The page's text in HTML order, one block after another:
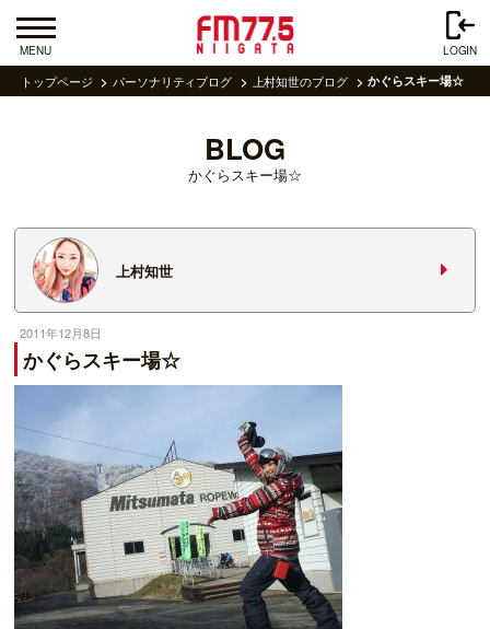
MENU LOGIN
トップページ パーソナリティブログ 上村知世のブログ かぐらスキー場☆
BLOG
かぐらスキー場☆
上村知世
2011年12月8日
かぐらスキー場☆